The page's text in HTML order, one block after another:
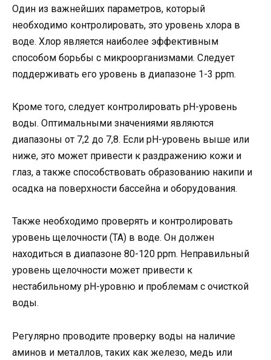
Один из важнейших параметров, который
необходимо контролировать, это уровень хлора в
воде. Хлор является наиболее эффективным
способом борьбы с микроорганизмами. Следует
поддерживать его уровень в диапазоне 1-3 ppm.
Кроме того, следует контролировать pH-уровень
воды. Оптимальными значениями являются
диапазоны от 7,2 до 7,8. Если pH-уровень выше или
ниже, это может привести к раздражению кожи и
глаз, а также способствовать образованию накипи и
осадка на поверхности бассейна и оборудования.
Также необходимо проверять и контролировать
уровень щелочности (ТА) в воде. Он должен
находиться в диапазоне 80-120 ppm. Неправильный
уровень щелочности может привести к
нестабильному pH-уровню и проблемам с очисткой
воды.
Регулярно проводите проверку воды на наличие
аминов и металлов, таких как железо, медь или